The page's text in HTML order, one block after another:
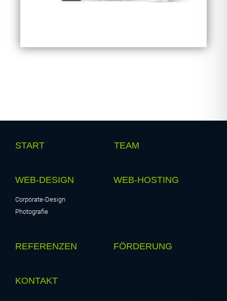
START TEAM
WEB-DESIGN
Corporate-Design
Photografie
WEB-HOSTING
REFERENZEN FÖRDERUNG
KONTAKT